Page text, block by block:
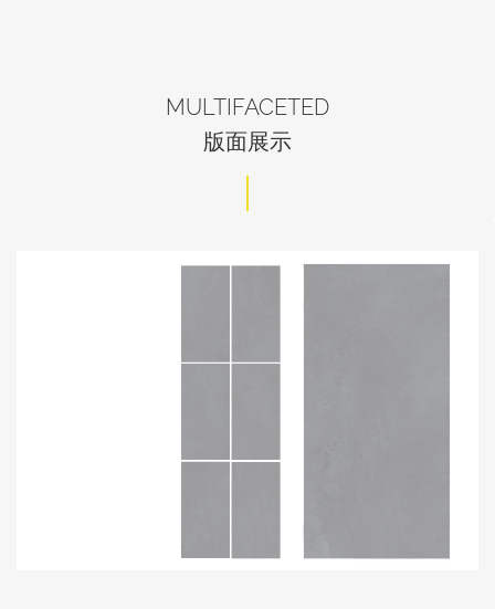
MULTIFACETED
版面展示